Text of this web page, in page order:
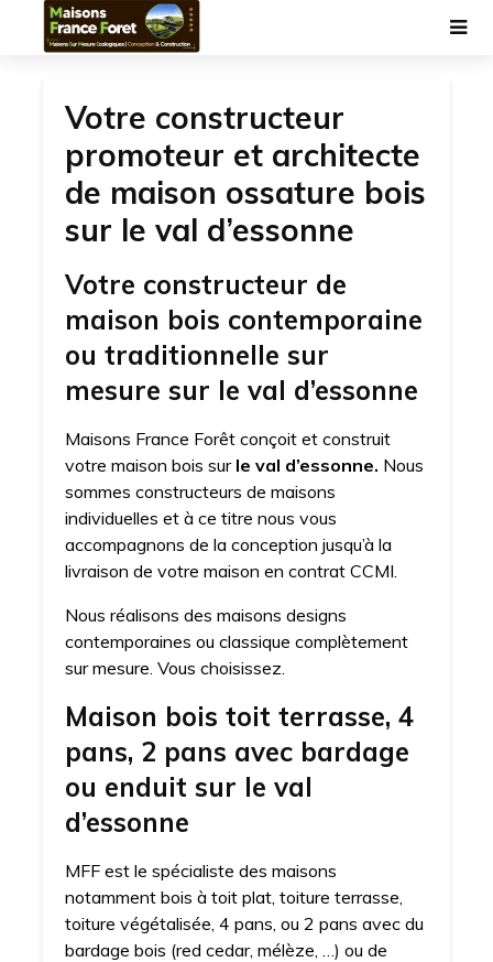
Votre constructeur
promoteur et architecte
de maison ossature bois
sur le val d’essonne
Votre constructeur de
maison bois contemporaine
ou traditionnelle sur
mesure sur le val d’essonne
Maisons France Forêt conçoit et construit
votre maison bois sur le val d’essonne. Nous
sommes constructeurs de maisons
individuelles et à ce titre nous vous
accompagnons de la conception jusqu’à la
livraison de votre maison en contrat CCMI.
Nous réalisons des maisons designs
contemporaines ou classique complètement
sur mesure. Vous choisissez.
Maison bois toit terrasse, 4
pans, 2 pans avec bardage
ou enduit sur le val
d’essonne
MFF est le spécialiste des maisons
notamment bois à toit plat, toiture terrasse,
toiture végétalisée, 4 pans, ou 2 pans avec du
bardage bois (red cedar, mélèze, …) ou de